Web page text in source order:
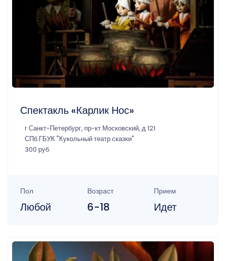
Спектакль «Карлик Нос»
г Санкт-Петербург, пр-кт Московский, д 121
СПб ГБУК "Кукольный театр сказки"
300 руб.
Пол
Любой
Возраст
6-18
Прием
Идет